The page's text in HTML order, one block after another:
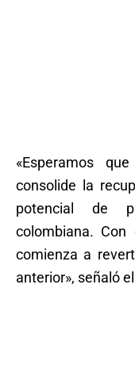
«Esperamos
consolide la
potencial de
colombiana.
comienza a
anterior», señaló